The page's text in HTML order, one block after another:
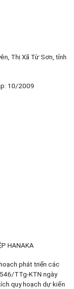
Thị Xã Từ Sơn, tỉnh
10/2009
HANAKA
phát triển các
TTg-KTN ngày
quy hoạch dự kiến